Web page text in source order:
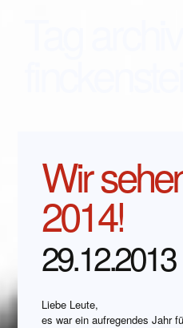
Wir
2014!
29.12.2013
Liebe Leute,
es war ein aufregendes Jahr